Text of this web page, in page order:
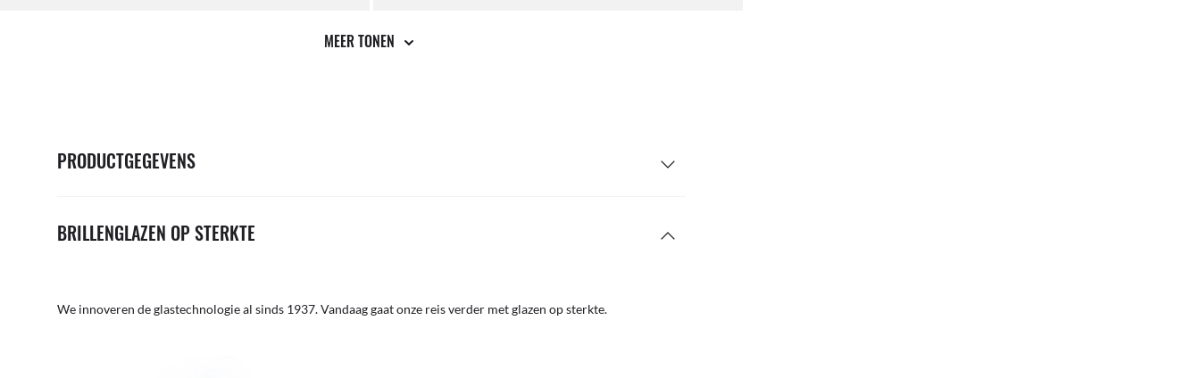
MEER TONEN
PRODUCTGEGEVENS
BRILLENGLAZEN OP STERKTE
We innoveren de glastechnologie al sinds 1937. Vandaag gaat onze reis verder met glazen op sterkte.